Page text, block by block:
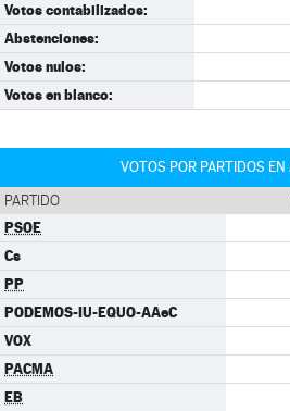
Votos contabilizados:
Abstenciones:
Votos nulos:
Votos en blanco:
VOTOS POR PARTIDOS EN
PARTIDO
PSOE
Cs
PP
PODEMOS-IU-EQUO-AAeC
VOX
PACMA
EB